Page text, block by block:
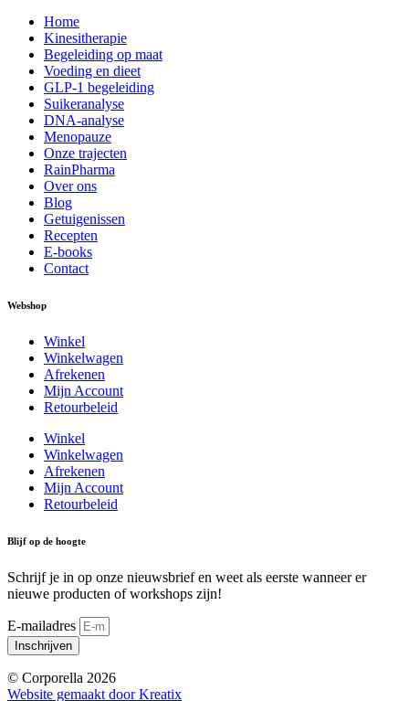
Home
Kinesitherapie
Begeleiding op maat
Voeding en dieet
GLP-1 begeleiding
Suikeranalyse
DNA-analyse
Menopauze
Onze trajecten
RainPharma
Over ons
Blog
Getuigenissen
Recepten
E-books
Contact
Webshop
Winkel
Winkelwagen
Afrekenen
Mijn Account
Retourbeleid
Winkel
Winkelwagen
Afrekenen
Mijn Account
Retourbeleid
Blijf op de hoogte
Schrijf je in op onze nieuwsbrief en weet als eerste wanneer er
nieuwe producten of workshops zijn!
E-mailadres
Inschrijven
© Corporella 2026
Website gemaakt door Kreatix